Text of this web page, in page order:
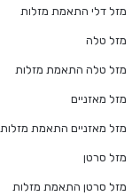
מזל דלי התאמת מזלות
מזל טלה
מזל טלה התאמת מזלות
מזל מאזניים
מזל מאזניים התאמת מזלות
מזל סרטן
מזל סרטן התאמת מזלות